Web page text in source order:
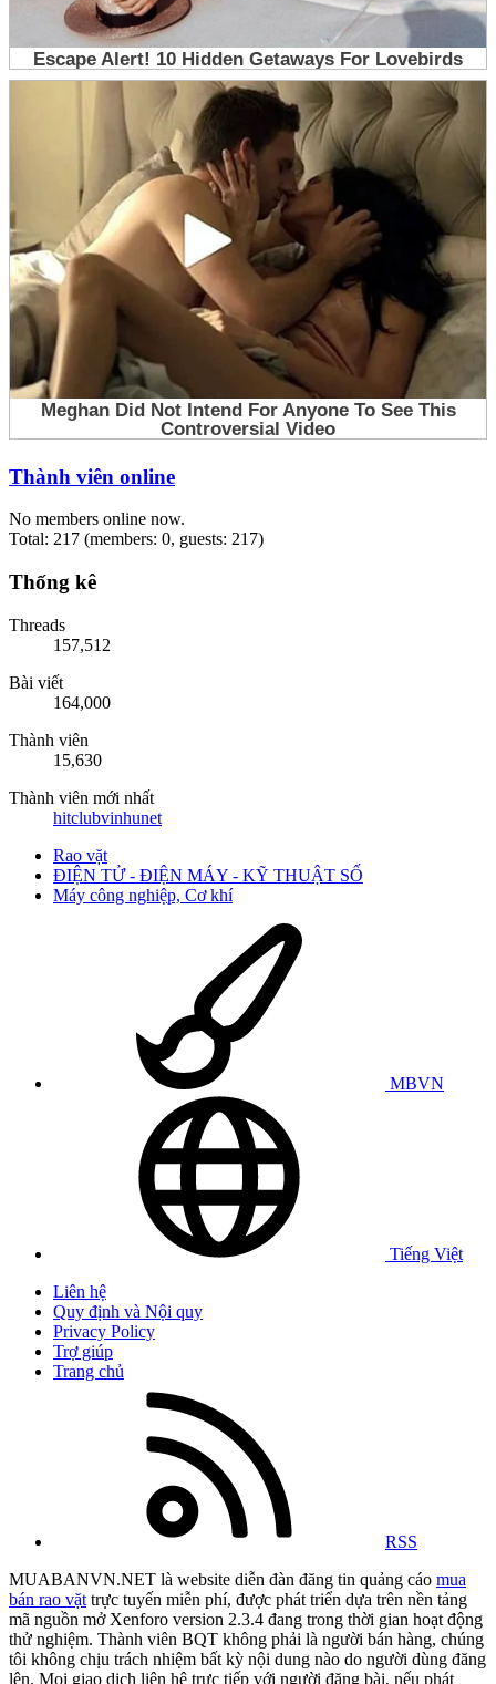
Thành viên online
No members online now.
Total: 217 (members: 0, guests: 217)
Thống kê
Threads
157,512
Bài viết
164,000
Thành viên
15,630
Thành viên mới nhất
hitclubvinhunet
Rao vặt
ĐIỆN TỬ - ĐIỆN MÁY - KỸ THUẬT SỐ
Máy công nghiệp, Cơ khí
MBVN
Tiếng Việt
Liên hệ
Quy định và Nội quy
Privacy Policy
Trợ giúp
Trang chủ
RSS
MUABANVN.NET là website diễn đàn đăng tin quảng cáo mua
bán rao vặt trực tuyến miễn phí, được phát triển dựa trên nền tảng
mã nguồn mở Xenforo version 2.3.4 đang trong thời gian hoạt động
thử nghiệm. Thành viên BQT không phải là người bán hàng, chúng
tôi không chịu trách nhiệm bất kỳ nội dung nào do người dùng đăng
lên. Mọi giao dịch liên hệ trực tiếp với người đăng bài, nếu phát